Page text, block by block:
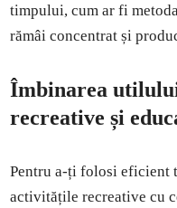
timpului, cum ar fi
rămâi concentrat și
Îmbinarea
recreative și
Pentru a-ți folosi eficient
activitățile recreative cu